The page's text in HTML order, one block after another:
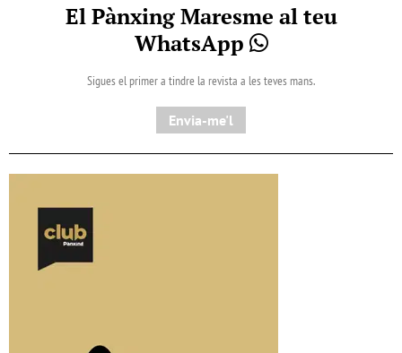
El Pànxing Maresme al teu
WhatsApp
Sigues el primer a tindre la revista a les teves mans.
Envia-me'l